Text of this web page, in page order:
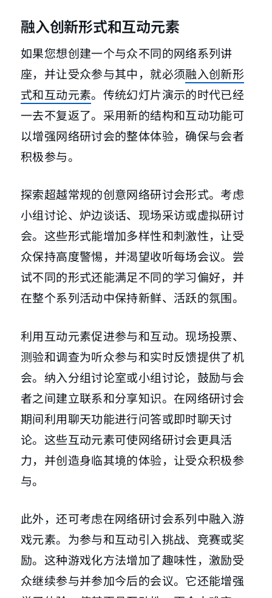
融入创新形式和互动元素
如果您想创建一个与众不同的网络系列讲
座，并让受众参与其中，就必须融入创新形
式和互动元素。传统幻灯片演示的时代已经
一去不复返了。采用新的结构和互动功能可
以增强网络研讨会的整体体验，确保与会者
积极参与。
探索超越常规的创意网络研讨会形式。考虑
小组讨论、炉边谈话、现场采访或虚拟研讨
会。这些形式能增加多样性和刺激性，让受
众保持高度警惕，并渴望收听每场会议。尝
试不同的形式还能满足不同的学习偏好，并
在整个系列活动中保持新鲜、活跃的氛围。
利用互动元素促进参与和互动。现场投票、
测验和调查为听众参与和实时反馈提供了机
会。纳入分组讨论室或小组讨论，鼓励与会
者之间建立联系和分享知识。在网络研讨会
期间利用聊天功能进行问答或即时聊天讨
论。这些互动元素可使网络研讨会更具活
力，并创造身临其境的体验，让受众积极参
与。
此外，还可考虑在网络研讨会系列中融入游
戏元素。为参与和互动引入挑战、竞赛或奖
励。这种游戏化方法增加了趣味性，激励受
众继续参与并参加今后的会议。它还能增强